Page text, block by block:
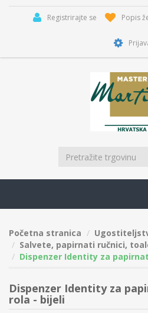
Registrirajte se Popis
Početna stranica
Salvete, papirnati ručnici,
Dispenzer Identity za
Dispenzer Identity za
rola - bijeli